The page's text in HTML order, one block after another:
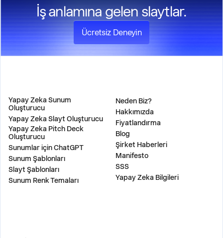
İş anlamına gelen slaytlar.
Ücretsiz Deneyin
Yapay Zeka Sunum
Oluşturucu
Yapay Zeka Slayt Oluşturucu
Yapay Zeka Pitch Deck
Oluşturucu
Sunumlar için ChatGPT
Sunum Şablonları
Slayt Şablonları
Sunum Renk Temaları
Neden Biz?
Hakkımızda
Fiyatlandırma
Blog
Şirket Haberleri
Manifesto
SSS
Yapay Zeka Bilgileri